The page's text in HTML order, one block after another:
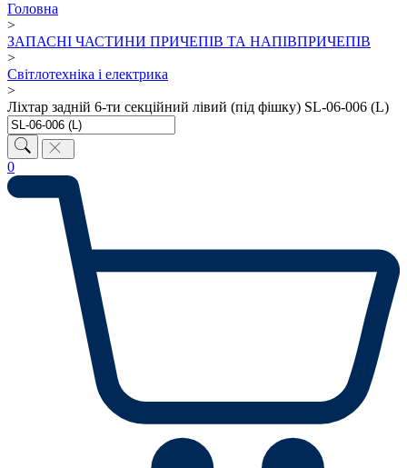
Головна
>
ЗАПАСНІ ЧАСТИНИ ПРИЧЕПІВ ТА НАПІВПРИЧЕПІВ
>
Світлотехніка і електрика
>
Ліхтар задній 6-ти секційний лівий (під фішку) SL-06-006 (L)
0